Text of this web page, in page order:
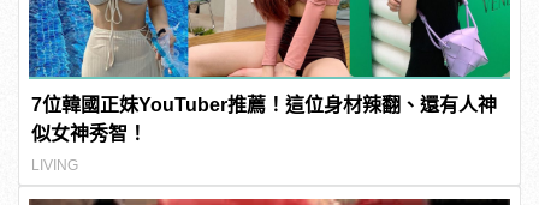
7位韓國正妹YouTuber推薦！這位身材辣翻、還有人神
似女神秀智！
LIVING